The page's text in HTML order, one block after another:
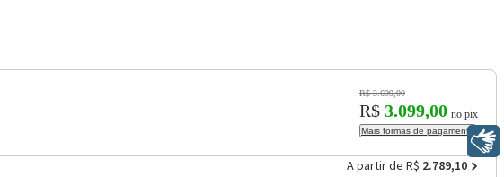
R$ 3.699,00
R$ 3.099,00 no pix
Mais formas de pagamento
A partir de R$ 2.789,10
Libras